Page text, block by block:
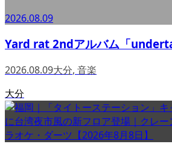
2026.08.09
Yard rat 2ndアルバム「
2026.08.09大分, 音楽
大分